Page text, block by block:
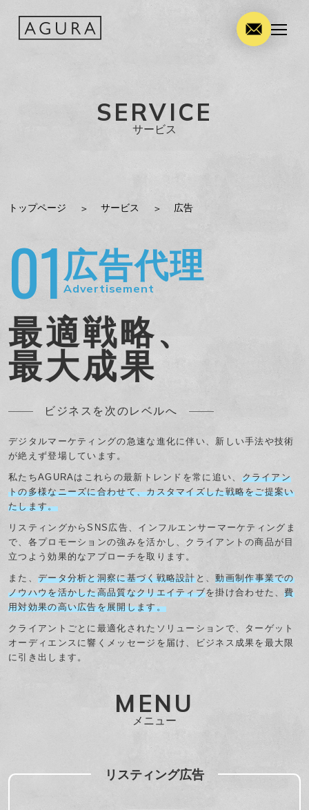
SERVICE
サービス
トップページ サービス 広告
01 広告代理
Advertisement
最適戦略、
最大成果
ビジネスを次のレベルへ
デジタルマーケティングの急速な進化に伴い、新しい手法や技術
が絶えず登場しています。
私たちAGURAはこれらの最新トレンドを常に追い、 クライアン
トの多様なニーズに合わせて、カスタマイズした戦略をご提案い
たします。
リスティングからSNS広告、インフルエンサーマーケティングま
で、各プロモーションの強みを活かし、クライアントの商品が目
立つよう効果的なアプローチを取ります。
また、 データ分析と洞察に基づく戦略設計と、動画制作事業での
ノウハウを活かした高品質なクリエイティブを掛け合わせた、費
用対効果の高い広告を展開します。
クライアントごとに最適化されたソリューションで、ターゲット
オーディエンスに響くメッセージを届け、ビジネス成果を最大限
に引き出します。
MENU
メニュー
リスティング広告